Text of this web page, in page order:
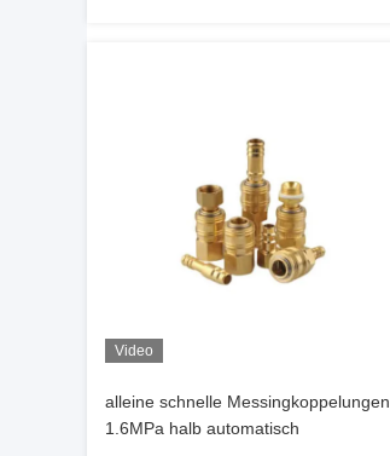
Video
alleine schnelle Messingkoppelungen
1.6MPa halb automatisch